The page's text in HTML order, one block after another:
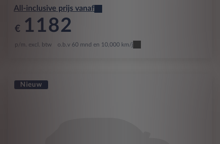
All-inclusive prijs vanaf
€ 1182
p/m. excl. btw o.b.v 60 mnd en 10,000 km/j
Nieuw